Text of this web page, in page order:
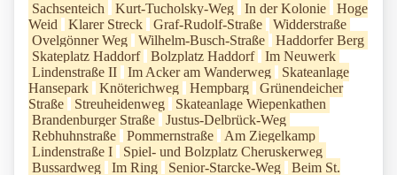
Sachsenteich Kurt-Tucholsky-Weg In der Kolonie
Hoge
Weid
Klarer Streck Graf-Rudolf-Straße
Widderstraße
Ovelgönner Weg
Wilhelm-Busch-Straße
Haddorfer Berg
Skateplatz Haddorf
Bolzplatz Haddorf
Im Neuwerk
Lindenstraße II
Im Acker am Wanderweg
Skateanlage
Hansepark
Knöterichweg Hempbarg
Grünendeicher
Straße
Streuheidenweg
Skateanlage Wiepenkathen
Brandenburger Straße
Justus-Delbrück-Weg
Rebhuhnstraße
Pommernstraße
Am Ziegelkamp
Lindenstraße I
Spiel- und Bolzplatz Cheruskerweg
Bussardweg
Im Ring Senior-Starcke-Weg
Beim St.